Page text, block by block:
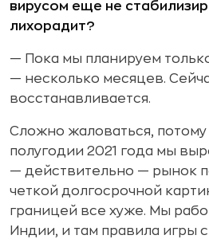
вирусом еще не
лихорадит?
— Пока мы планируем
— несколько месяцев.
восстанавливается.
Сложно жаловаться, потому
полугодии 2021 года мы
— действительно — рынок
четкой долгосрочной
границей все хуже. Мы
Индии, и там правила игры